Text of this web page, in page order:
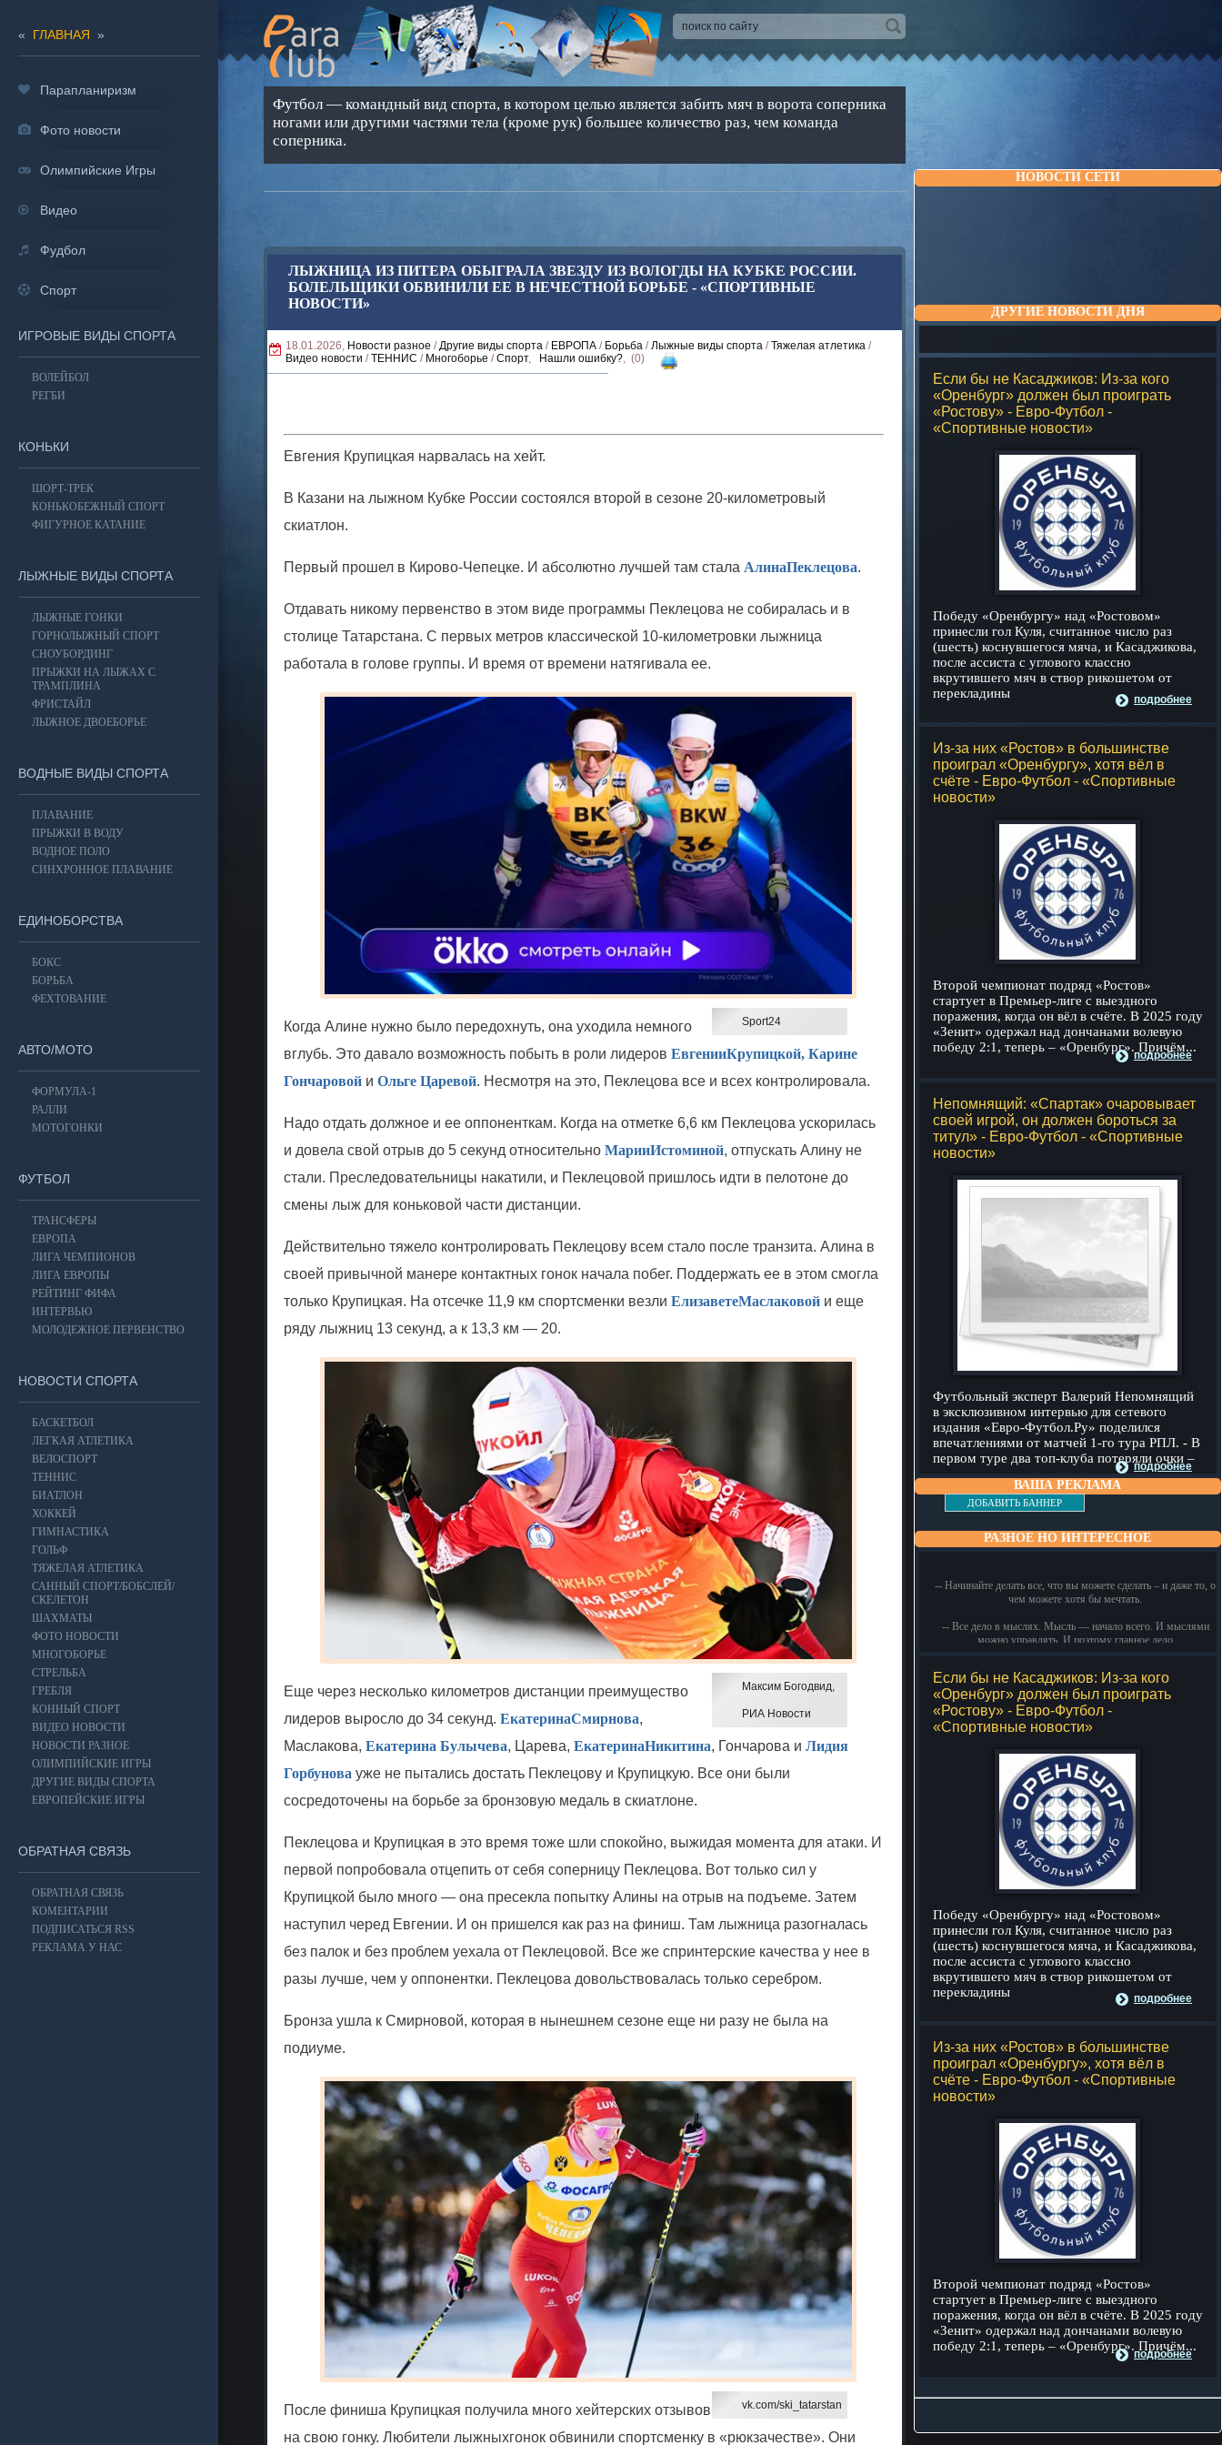
НОВОСТИ СЕТИ
ДРУГИЕ НОВОСТИ ДНЯ
Если бы не Касаджиков: Из-за кого
«Оренбург» должен был проиграть
«Ростову» - Евро-Футбол -
«Спортивные новости»
Победу «Оренбургу» над «Ростовом»
принесли гол Куля, считанное число раз
(шесть) коснувшегося мяча, и Касаджикова,
после ассиста с углового классно
вкрутившего мяч в створ рикошетом от
перекладины
подробнее
Из-за них «Ростов» в большинстве
проиграл «Оренбургу», хотя вёл в
счёте - Евро-Футбол - «Спортивные
новости»
Второй чемпионат подряд «Ростов»
стартует в Премьер-лиге с выездного
поражения, когда он вёл в счёте. В 2025 году
«Зенит» одержал над дончанами волевую
победу 2:1, теперь – «Оренбург». Причём...
подробнее
Непомнящий: «Спартак» очаровывает
своей игрой, он должен бороться за
титул» - Евро-Футбол - «Спортивные
новости»
Футбольный эксперт Валерий Непомнящий
в эксклюзивном интервью для сетевого
издания «Евро-Футбол.Ру» поделился
впечатлениями от матчей 1-го тура РПЛ. - В
первом туре два топ-клуба потеряли очки –
подробнее
ВАША РЕКЛАМА
ДОБАВИТЬ БАННЕР
РАЗНОЕ НО ИНТЕРЕСНОЕ
-- Начинайте делать все, что вы можете сделать – и даже то, о
чем можете хотя бы мечтать.
-- Все дело в мыслях. Мысль — начало всего. И мыслями
можно управлять. И поэтому главное дело
-- Идите уверенно по направлению к мечте. Живите той
жизнью, которую вы сами себе придумали.
-- Самое большое богатство — это ум. Самая большая
нищета — глупость. Из всех страхов самый пугающий —
самолюбование.
-- Лучшее, что можно сделать с хорошим советом, это
пропустить его мимо ушей. Он никогда не бывает полезен
никому, кроме того, кто его дал.
-- Люблю давать советы и очень не люблю, когда их дают
мне.
Если бы не Касаджиков: Из-за кого
«Оренбург» должен был проиграть
«Ростову» - Евро-Футбол -
«Спортивные новости»
Победу «Оренбургу» над «Ростовом»
принесли гол Куля, считанное число раз
(шесть) коснувшегося мяча, и Касаджикова,
после ассиста с углового классно
вкрутившего мяч в створ рикошетом от
перекладины
подробнее
Из-за них «Ростов» в большинстве
проиграл «Оренбургу», хотя вёл в
счёте - Евро-Футбол - «Спортивные
новости»
Второй чемпионат подряд «Ростов»
стартует в Премьер-лиге с выездного
поражения, когда он вёл в счёте. В 2025 году
«Зенит» одержал над дончанами волевую
победу 2:1, теперь – «Оренбург». Причём...
подробнее
Футбол — командный вид спорта, в котором целью является забить мяч в ворота соперника
ногами или другими частями тела (кроме рук) большее количество раз, чем команда
соперника.
ЛЫЖНИЦА ИЗ ПИТЕРА ОБЫГРАЛА ЗВЕЗДУ ИЗ ВОЛОГДЫ НА КУБКЕ РОССИИ.
БОЛЕЛЬЩИКИ ОБВИНИЛИ ЕЕ В НЕЧЕСТНОЙ БОРЬБЕ - «СПОРТИВНЫЕ
НОВОСТИ»
18.01.2026, Новости разное /Другие виды спорта / ЕВРОПА / Борьба /Лыжные виды спорта /Тяжелая атлетика /
Видео новости /ТЕННИС / Многоборье /Спорт, Нашли ошибку?, (0)
Евгения Крупицкая нарвалась на хейт.
В Казани на лыжном Кубке России состоялся второй в сезоне 20-километровый
скиатлон.
Первый прошел в Кирово-Чепецке. И абсолютно лучшей там стала АлинаПеклецова.
Отдавать никому первенство в этом виде программы Пеклецова не собиралась и в
столице Татарстана. С первых метров классической 10-километровки лыжница
работала в голове группы. И время от времени натягивала ее.
Sport24
Когда Алине нужно было передохнуть, она уходила немного
вглубь. Это давало возможность побыть в роли лидеров ЕвгенииКрупицкой, Карине
Гончаровой и Ольге Царевой. Несмотря на это, Пеклецова все и всех контролировала.
Надо отдать должное и ее оппоненткам. Когда на отметке 6,6 км Пеклецова ускорилась
и довела свой отрыв до 5 секунд относительно МарииИстоминой, отпускать Алину не
стали. Преследовательницы накатили, и Пеклецовой пришлось идти в пелотоне до
смены лыж для коньковой части дистанции.
Действительно тяжело контролировать Пеклецову всем стало после транзита. Алина в
своей привычной манере контактных гонок начала побег. Поддержать ее в этом смогла
только Крупицкая. На отсечке 11,9 км спортсменки везли ЕлизаветеМаслаковой и еще
ряду лыжниц 13 секунд, а к 13,3 км — 20.
Максим Богодвид,
РИА Новости
Еще через несколько километров дистанции преимущество
лидеров выросло до 34 секунд. ЕкатеринаСмирнова,
Маслакова, Екатерина Булычева, Царева, ЕкатеринаНикитина, Гончарова и Лидия
Горбунова уже не пытались достать Пеклецову и Крупицкую. Все они были
сосредоточены на борьбе за бронзовую медаль в скиатлоне.
Пеклецова и Крупицкая в это время тоже шли спокойно, выжидая момента для атаки. И
первой попробовала отцепить от себя соперницу Пеклецова. Вот только сил у
Крупицкой было много — она пресекла попытку Алины на отрыв на подъеме. Затем
наступил черед Евгении. И он пришелся как раз на финиш. Там лыжница разогналась
без палок и без проблем уехала от Пеклецовой. Все же спринтерские качества у нее в
разы лучше, чем у оппонентки. Пеклецова довольствовалась только серебром.
Бронза ушла к Смирновой, которая в нынешнем сезоне еще ни разу не была на
подиуме.
vk.com/ski_tatarstan
После финиша Крупицкая получила много хейтерских отзывов
на свою гонку. Любители лыжныхгонок обвинили спортсменку в «рюкзачестве». Они
« ГЛАВНАЯ »
Парапланиризм
Фото новости
Олимпийские Игры
Видео
Фудбол
Спорт
ИГРОВЫЕ ВИДЫ СПОРТА
ВОЛЕЙБОЛ
РЕГБИ
КОНЬКИ
ШОРТ-ТРЕК
КОНЬКОБЕЖНЫЙ СПОРТ
ФИГУРНОЕ КАТАНИЕ
ЛЫЖНЫЕ ВИДЫ СПОРТА
ЛЫЖНЫЕ ГОНКИ
ГОРНОЛЫЖНЫЙ СПОРТ
СНОУБОРДИНГ
ПРЫЖКИ НА ЛЫЖАХ С
ТРАМПЛИНА
ФРИСТАЙЛ
ЛЫЖНОЕ ДВОЕБОРЬЕ
ВОДНЫЕ ВИДЫ СПОРТА
ПЛАВАНИЕ
ПРЫЖКИ В ВОДУ
ВОДНОЕ ПОЛО
СИНХРОННОЕ ПЛАВАНИЕ
ЕДИНОБОРСТВА
БОКС
БОРЬБА
ФЕХТОВАНИЕ
АВТО/МОТО
ФОРМУЛА-1
РАЛЛИ
МОТОГОНКИ
ФУТБОЛ
ТРАНСФЕРЫ
ЕВРОПА
ЛИГА ЧЕМПИОНОВ
ЛИГА ЕВРОПЫ
РЕЙТИНГ ФИФА
ИНТЕРВЬЮ
МОЛОДЕЖНОЕ ПЕРВЕНСТВО
НОВОСТИ СПОРТА
БАСКЕТБОЛ
ЛЕГКАЯ АТЛЕТИКА
ВЕЛОСПОРТ
ТЕННИС
БИАТЛОН
ХОККЕЙ
ГИМНАСТИКА
ГОЛЬФ
ТЯЖЕЛАЯ АТЛЕТИКА
САННЫЙ СПОРТ/БОБСЛЕЙ/
СКЕЛЕТОН
ШАХМАТЫ
ФОТО НОВОСТИ
МНОГОБОРЬЕ
СТРЕЛЬБА
ГРЕБЛЯ
КОННЫЙ СПОРТ
ВИДЕО НОВОСТИ
НОВОСТИ РАЗНОЕ
ОЛИМПИЙСКИЕ ИГРЫ
ДРУГИЕ ВИДЫ СПОРТА
ЕВРОПЕЙСКИЕ ИГРЫ
ОБРАТНАЯ СВЯЗЬ
ОБРАТНАЯ СВЯЗЬ
КОМЕНТАРИИ
ПОДПИСАТЬСЯ RSS
РЕКЛАМА У НАС